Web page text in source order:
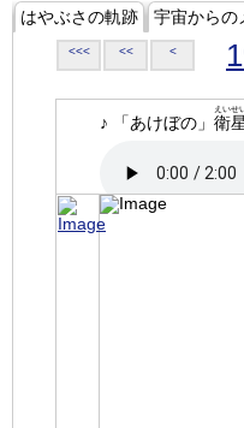
はやぶさの軌跡 宇宙からの
<<< << <
♪ 「あけぼの」 衛
えいせ